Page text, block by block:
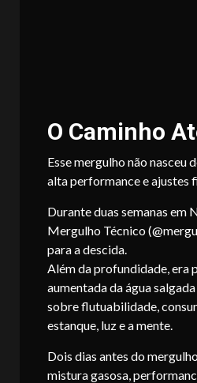
O Caminho
Esse mergulho não
alta performance e ajustes
Durante duas semanas em
Mergulho Técnico
para a descida.
Além da profundidade, era
aumentada da água
sobre flutuabilidade,
estanque, luz e a mente.
Dois dias antes do
mistura gasosa,